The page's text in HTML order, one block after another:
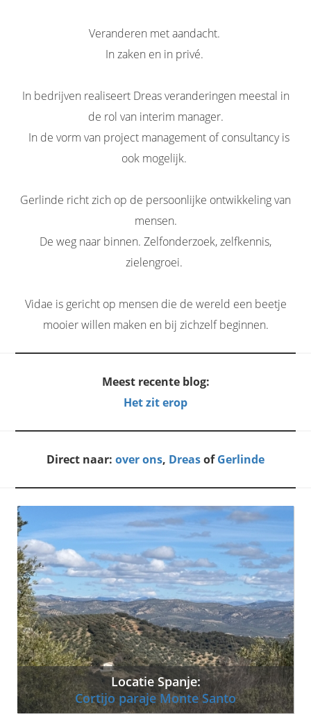
Veranderen met aandacht.
In zaken en in privé.
In bedrijven realiseert Dreas veranderingen meestal in
de rol van interim manager.
In de vorm van project management of consultancy is
ook mogelijk.
Gerlinde richt zich op de persoonlijke ontwikkeling van
mensen.
De weg naar binnen. Zelfonderzoek, zelfkennis,
zielengroei.
Vidae is gericht op mensen die de wereld een beetje
mooier willen maken en bij zichzelf beginnen.
Meest recente blog:
Het zit erop
Direct naar: over ons, DreasofGerlinde
Locatie Spanje:
Cortijo paraje Monte Santo